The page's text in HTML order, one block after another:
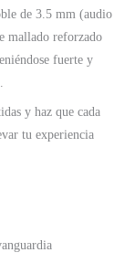
de 3.5 mm (audio
mallado reforzado
fuerte y
y haz que cada
tu experiencia